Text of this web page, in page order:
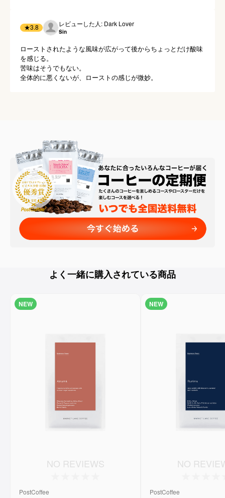
★3.8 レビューした人: Dark Lover
Sin
ローストされたような風味が広がって後からちょっとだけ酸味
を感じる。
苦味はそうでもない。
全体的に悪くないが、ローストの感じが微妙。
よく一緒に購入されている商品
NEW
NO REVIEWS
PostCoffee
NEW
NO
PostCoffee